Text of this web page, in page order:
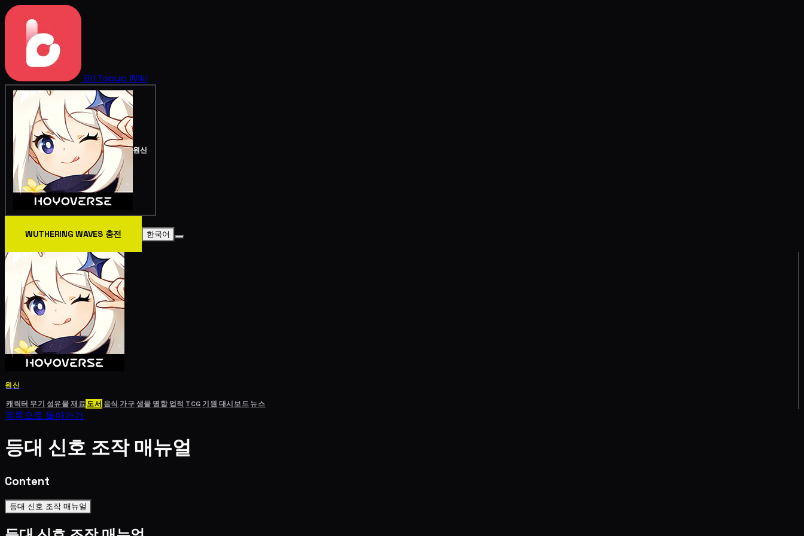
BitTopup Wiki
원신
WUTHERING WAVES 충전 한국어
원신
캐릭터 무기 성유물재료도서 음식 가구생물 명함 업적 TCG기원 대시보드뉴스
목록으로 돌아가기
등대 신호 조작 매뉴얼
Content
등대 신호 조작 매뉴얼